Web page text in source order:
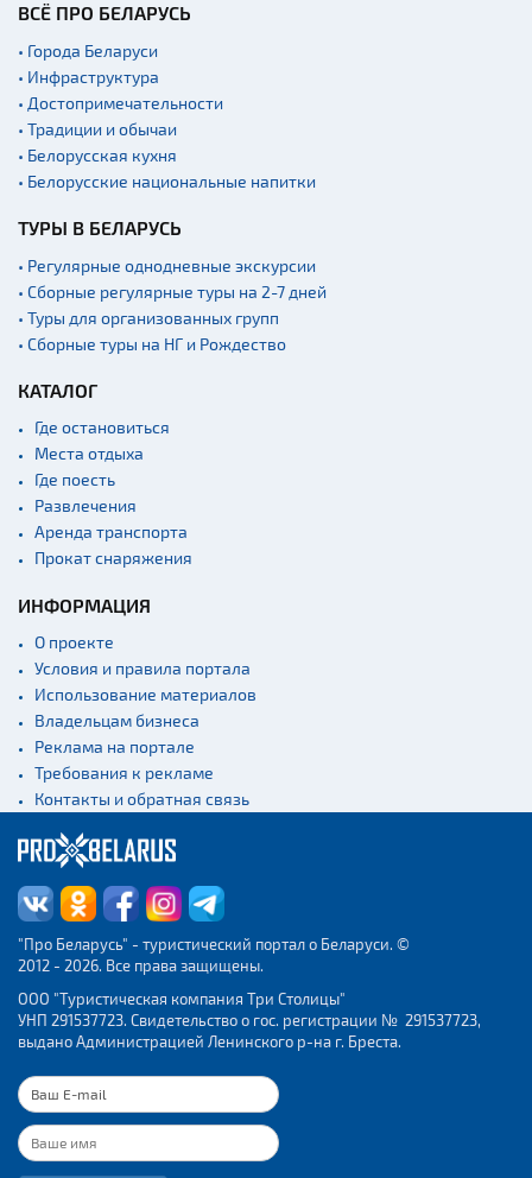
ВСЁ ПРО БЕЛАРУСЬ
• Города Беларуси
• Инфраструктура
• Достопримечательности
• Традиции и обычаи
• Белорусская кухня
• Белорусские национальные напитки
ТУРЫ В БЕЛАРУСЬ
• Регулярные однодневные экскурсии
• Сборные регулярные туры на 2-7 дней
• Туры для организованных групп
• Сборные туры на НГ и Рождество
КАТАЛОГ
Где остановиться
Места отдыха
Где поесть
Развлечения
Аренда транспорта
Прокат снаряжения
ИНФОРМАЦИЯ
О проекте
Условия и правила портала
Использование материалов
Владельцам бизнеса
Реклама на портале
Требования к рекламе
Контакты и обратная связь
"Про Беларусь" - туристический портал о Беларуси. ©
2012 - 2026. Все права защищены.
ООО "Туристическая компания Три Столицы"
УНП 291537723. Свидетельство о гос. регистрации № 291537723,
выдано Администрацией Ленинского р-на г. Бреста.